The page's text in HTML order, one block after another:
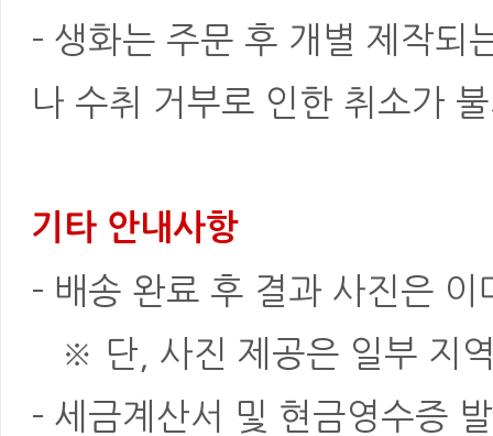
- 생화는 주문 후 개별 제작되
나 수취 거부로 인한 취소가
기타 안내사항
- 배송 완료 후 결과 사진은
※ 단, 사진 제공은 일부 지
- 세금계산서 및 현금영수증